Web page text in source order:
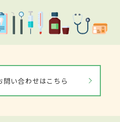
問い合わせはこちら